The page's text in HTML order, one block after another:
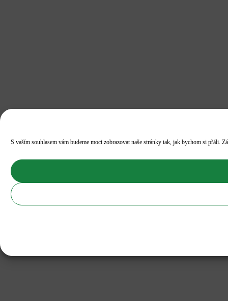
S vaším souhlasem vám budeme moci zobrazovat naše stránky tak, jak bychom si přáli.